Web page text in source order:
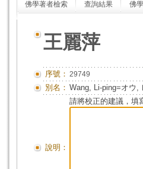
佛學著者檢索 查詢結果 佛
王麗萍
序號： 29749
別名： Wang, Li-ping=オウ,
說明：
請將校正的建議，填